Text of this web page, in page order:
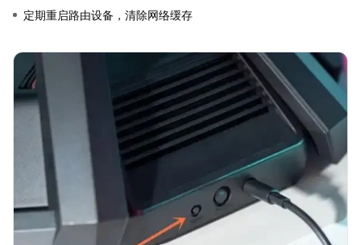
定期重启路由设备，清除网络缓存